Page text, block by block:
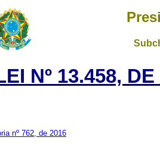
Nº 13.458,
nº 762, de 2016